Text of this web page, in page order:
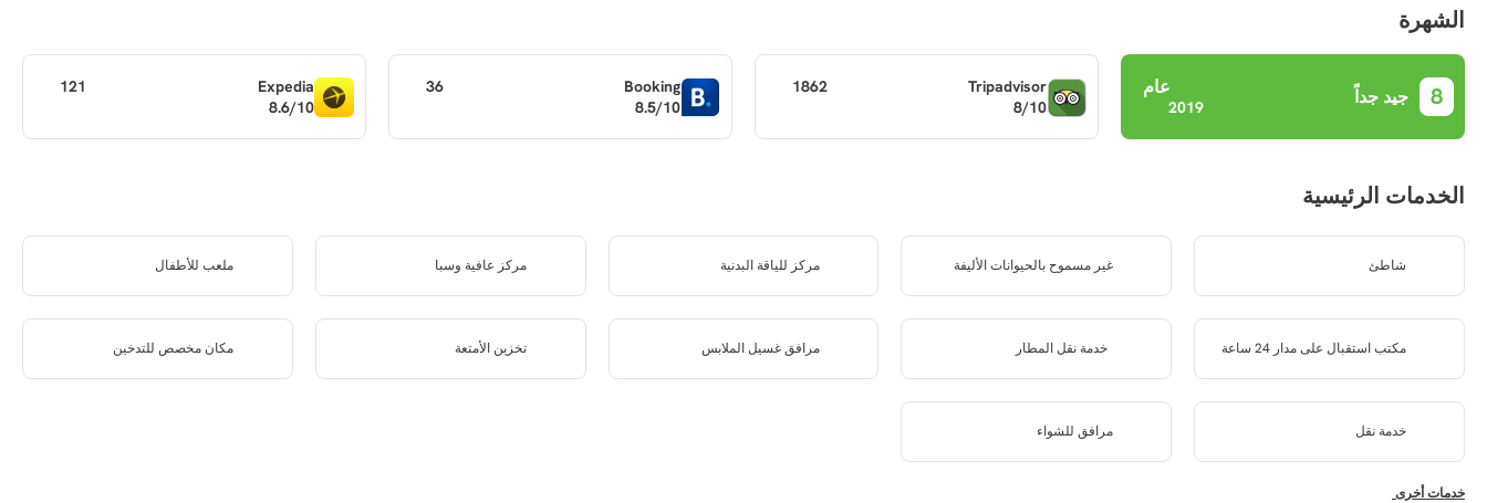
الشهرة
8 جيد جداً عام
2019
Tripadvisor
8/10
1862
Booking
8.5/10
36
Expedia
8.6/10
121
الخدمات الرئيسية
شاطئ غير مسموح بالحيوانات الأليفة مركز للياقة البدنية مركز عافية وسبا ملعب للأطفال
مكتب استقبال على مدار 24 ساعة خدمة نقل المطار مرافق غسيل الملابس تخزين الأمتعة مكان مخصص للتدخين
خدمة نقل مرافق للشواء
خدمات أخرى